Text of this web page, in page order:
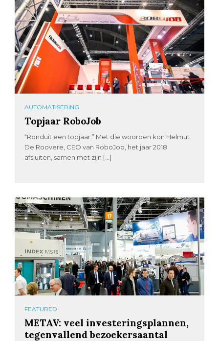
AUTOMATISERING
Topjaar RoboJob
“Ronduit een topjaar.” Met die woorden kon Helmut
De Roovere, CEO van RoboJob, het jaar 2018
afsluiten, samen met zijn […]
FEATURED
METAV: veel investeringsplannen,
tegenvallend bezoekersaantal